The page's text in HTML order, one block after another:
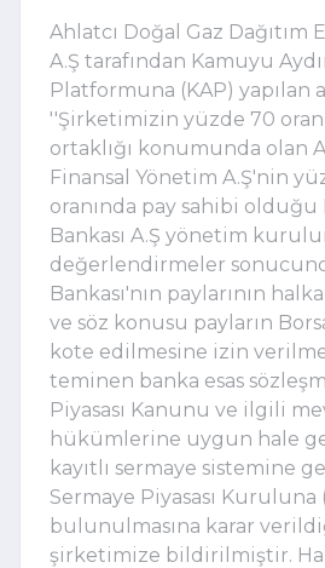
Ahlatcı Doğal Gaz Dağıtım
A.Ş tarafından Kamuyu
Platformuna (KAP) yapılan
''Şirketimizin yüzde 70
ortaklığı konumunda olan
Finansal Yönetim A.Ş'nin
oranında pay sahibi olduğu
Bankası A.Ş yönetim
değerlendirmeler
Bankası'nın paylarının
ve söz konusu payların
kote edilmesine izin
teminen banka esas
Piyasası Kanunu ve ilgili
hükümlerine uygun hale
kayıtlı sermaye sistemine
Sermaye Piyasası Kuruluna
bulunulmasına karar
şirketimize bildirilmiştir.